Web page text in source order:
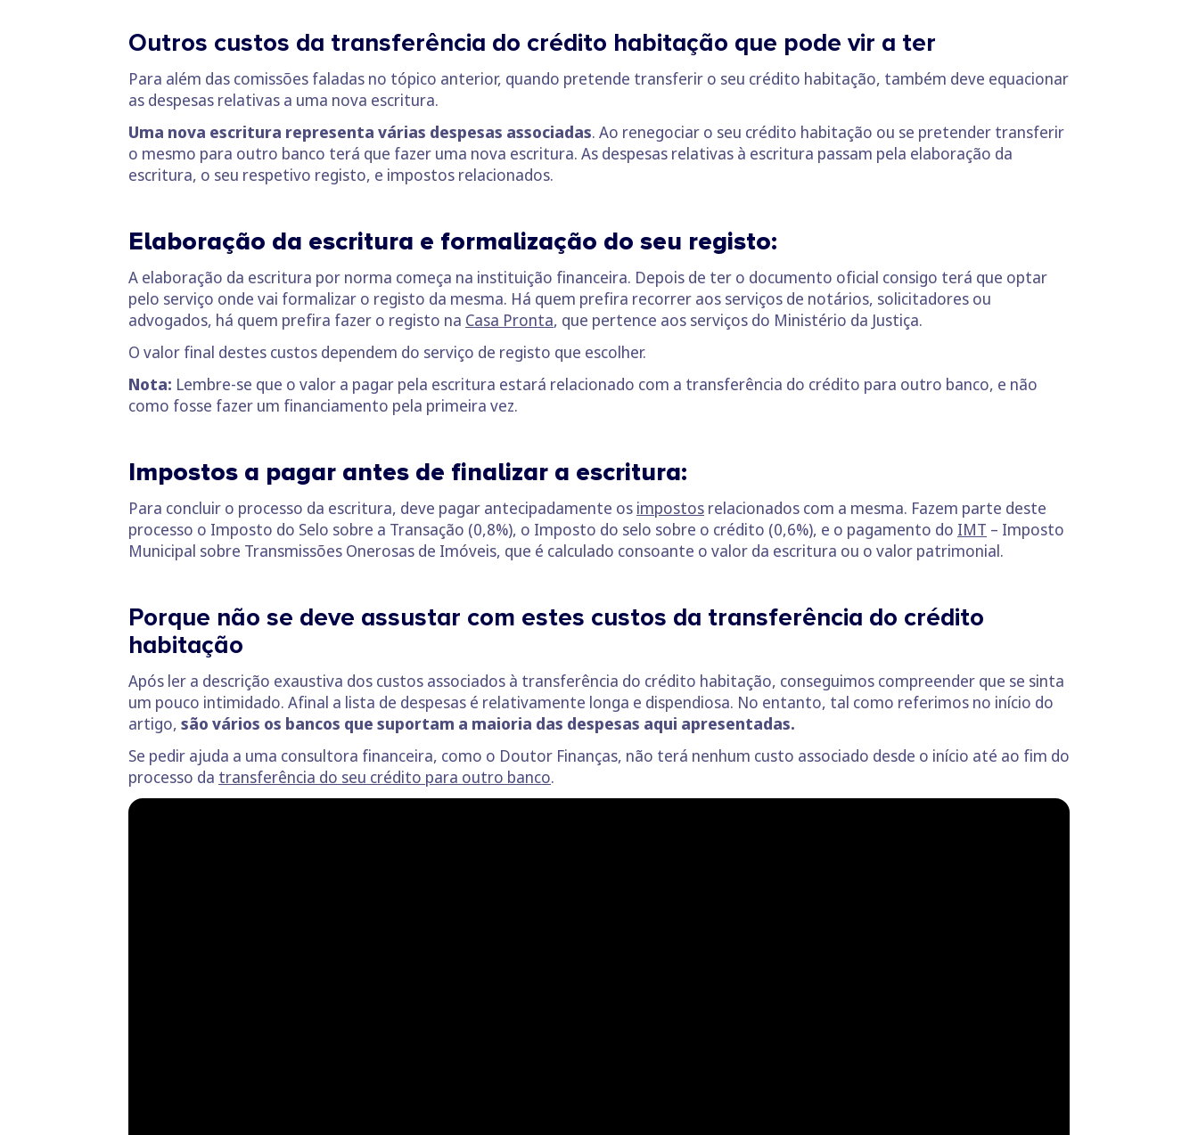
Outros custos da transferência do crédito habitação que pode vir a ter
Para além das comissões faladas no tópico anterior, quando pretende transferir o seu crédito habitação, também deve equacionar
as despesas relativas a uma nova escritura.
Uma nova escritura representa várias despesas associadas. Ao renegociar o seu crédito habitação ou se pretender transferir
o mesmo para outro banco terá que fazer uma nova escritura. As despesas relativas à escritura passam pela elaboração da
escritura, o seu respetivo registo, e impostos relacionados.
Elaboração da escritura e formalização do seu registo:
A elaboração da escritura por norma começa na instituição financeira. Depois de ter o documento oficial consigo terá que optar
pelo serviço onde vai formalizar o registo da mesma. Há quem prefira recorrer aos serviços de notários, solicitadores ou
advogados, há quem prefira fazer o registo na Casa Pronta, que pertence aos serviços do Ministério da Justiça.
O valor final destes custos dependem do serviço de registo que escolher.
Nota: Lembre-se que o valor a pagar pela escritura estará relacionado com a transferência do crédito para outro banco, e não
como fosse fazer um financiamento pela primeira vez.
Impostos a pagar antes de finalizar a escritura:
Para concluir o processo da escritura, deve pagar antecipadamente os impostos relacionados com a mesma. Fazem parte deste
processo o Imposto do Selo sobre a Transação (0,8%), o Imposto do selo sobre o crédito (0,6%), e o pagamento do IMT – Imposto
Municipal sobre Transmissões Onerosas de Imóveis, que é calculado consoante o valor da escritura ou o valor patrimonial.
Porque não se deve assustar com estes custos da transferência do crédito
habitação
Após ler a descrição exaustiva dos custos associados à transferência do crédito habitação, conseguimos compreender que se sinta
um pouco intimidado. Afinal a lista de despesas é relativamente longa e dispendiosa. No entanto, tal como referimos no início do
artigo, são vários os bancos que suportam a maioria das despesas aqui apresentadas.
Se pedir ajuda a uma consultora financeira, como o Doutor Finanças, não terá nenhum custo associado desde o início até ao fim do
processo da transferência do seu crédito para outro banco.